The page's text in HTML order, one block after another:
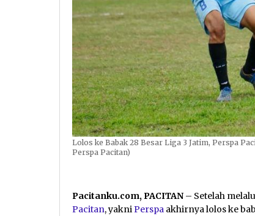
Lolos ke Babak 28 Besar Liga 3 Jatim, Perspa
Perspa Pacitan)
Pacitanku.com, PACITAN – Setelah
Pacitan, yakniPerspa akhirnya lolos ke